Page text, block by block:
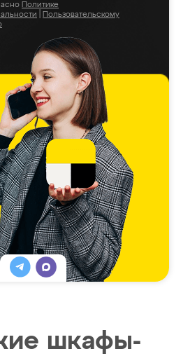
Политике
Пользовательскому
шкафы-